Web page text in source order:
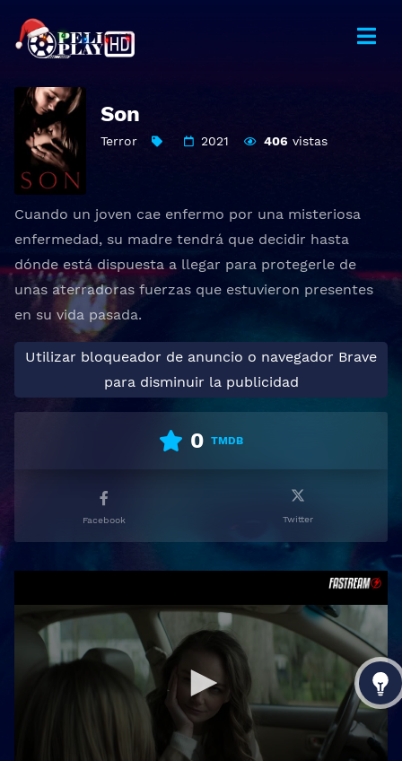
Son
Terror 2021 406 vistas
Cuando un joven cae enfermo por una misteriosa
enfermedad, su madre tendrá que decidir hasta
dónde está dispuesta a llegar para protegerle de
unas aterradoras fuerzas que estuvieron presentes
en su vida pasada.
Utilizar bloqueador de anuncio o navegador Brave
para disminuir la publicidad
0 TMDB
Facebook Twitter